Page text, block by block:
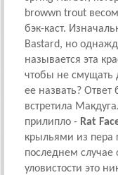
browwn trout
бэк-каст.
Bastard, но
называется эта
чтобы не смущать
ее назвать?
встретила
прилипло - Rat
крыльями из пера
последнем случае
уловистости это